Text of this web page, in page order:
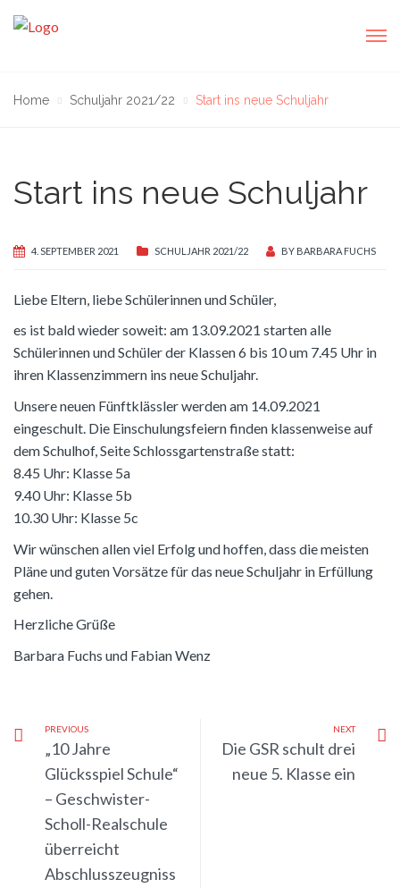
Home Schuljahr 2021/22 Start ins neue Schuljahr
Start ins neue Schuljahr
4. SEPTEMBER 2021 SCHULJAHR 2021/22 BY BARBARA FUCHS
Liebe Eltern, liebe Schülerinnen und Schüler,
es ist bald wieder soweit: am 13.09.2021 starten alle
Schülerinnen und Schüler der Klassen 6 bis 10 um 7.45 Uhr in
ihren Klassenzimmern ins neue Schuljahr.
Unsere neuen Fünftklässler werden am 14.09.2021
eingeschult. Die Einschulungsfeiern finden klassenweise auf
dem Schulhof, Seite Schlossgartenstraße statt:
8.45 Uhr: Klasse 5a
9.40 Uhr: Klasse 5b
10.30 Uhr: Klasse 5c
Wir wünschen allen viel Erfolg und hoffen, dass die meisten
Pläne und guten Vorsätze für das neue Schuljahr in Erfüllung
gehen.
Herzliche Grüße
Barbara Fuchs und Fabian Wenz
PREVIOUS
„10 Jahre
Glücksspiel Schule“
– Geschwister-
Scholl-Realschule
überreicht
Abschlusszeugniss
NEXT
Die GSR schult drei
neue 5. Klasse ein